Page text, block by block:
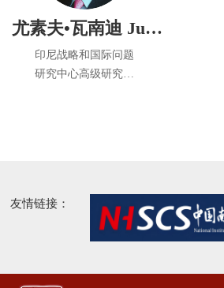
尤素夫•瓦南迪 Jusuf Wanandi
印尼战略和国际问题
研究中心高级研究员
友情链接：